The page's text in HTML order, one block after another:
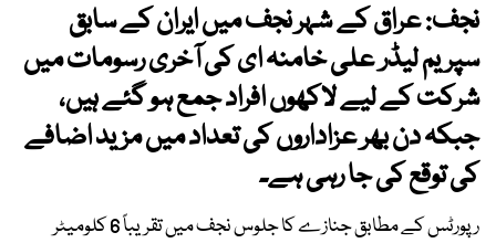
نجف: عراق کے شہر نجف میں ایران کے سابق
سپریم لیڈر علی خامنہ ای کی آخری رسومات میں
شرکت کے لیے لاکھوں افراد جمع ہو گئے ہیں،
جبکہ دن بھر عزاداروں کی تعداد میں مزید اضافے
کی توقع کی جا رہی ہے۔
رپورٹس کے مطابق جنازے کا جلوس نجف میں تقریباً 6 کلومیٹر